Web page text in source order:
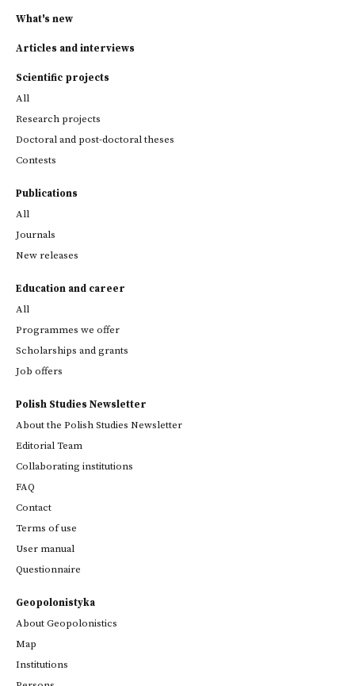
What's new
Articles and interviews
Scientific projects
All
Research projects
Doctoral and post-doctoral theses
Contests
Publications
All
Journals
New releases
Education and career
All
Programmes we offer
Scholarships and grants
Job offers
Polish Studies Newsletter
About the Polish Studies Newsletter
Editorial Team
Collaborating institutions
FAQ
Contact
Terms of use
User manual
Questionnaire
Geopolonistyka
About Geopolonistics
Map
Institutions